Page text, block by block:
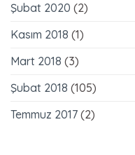
Şubat 2020 (2)
Kasım 2018 (1)
Mart 2018 (3)
Şubat 2018 (105)
Temmuz 2017 (2)